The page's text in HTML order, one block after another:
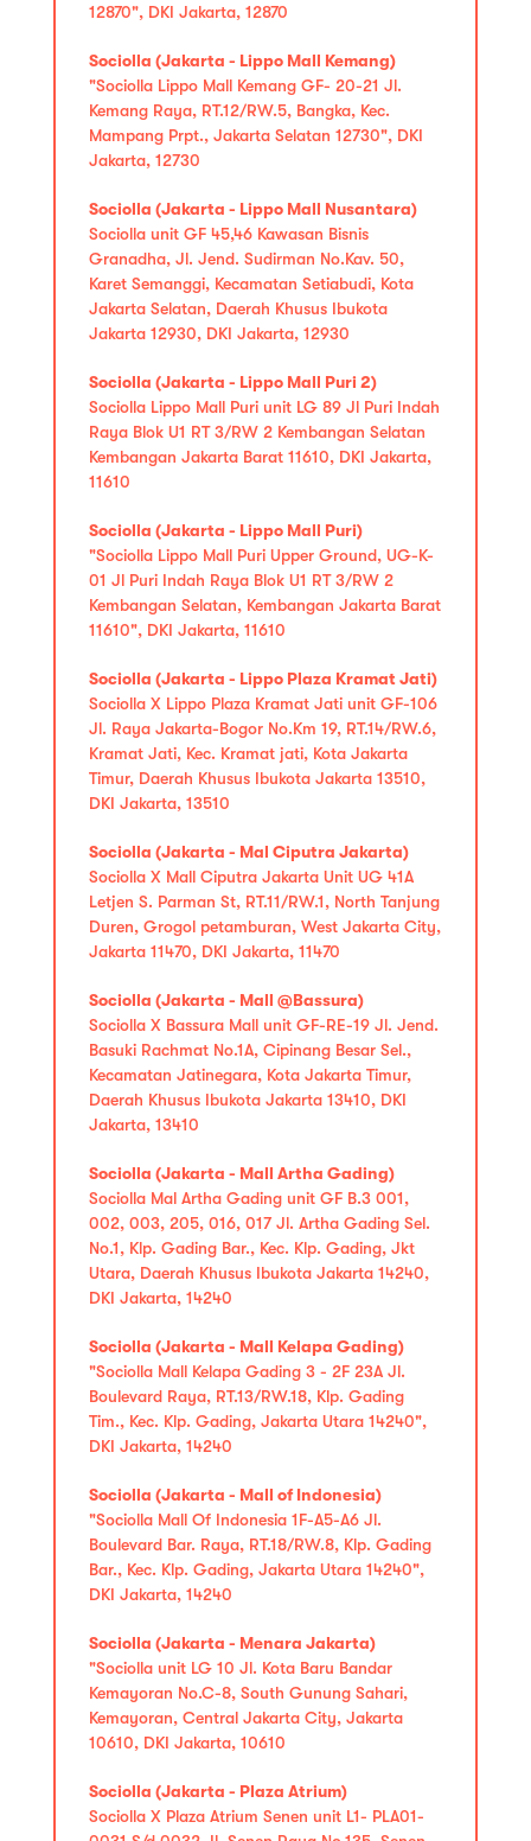
12870", DKI Jakarta, 12870
Sociolla (Jakarta - Lippo Mall Kemang)
"Sociolla Lippo Mall Kemang GF- 20-21 Jl.
Kemang Raya, RT.12/RW.5, Bangka, Kec.
Mampang Prpt., Jakarta Selatan 12730", DKI
Jakarta, 12730
Sociolla (Jakarta - Lippo Mall Nusantara)
Sociolla unit GF 45,46 Kawasan Bisnis
Granadha, Jl. Jend. Sudirman No.Kav. 50,
Karet Semanggi, Kecamatan Setiabudi, Kota
Jakarta Selatan, Daerah Khusus Ibukota
Jakarta 12930, DKI Jakarta, 12930
Sociolla (Jakarta - Lippo Mall Puri 2)
Sociolla Lippo Mall Puri unit LG 89 Jl Puri Indah
Raya Blok U1 RT 3/RW 2 Kembangan Selatan
Kembangan Jakarta Barat 11610, DKI Jakarta,
11610
Sociolla (Jakarta - Lippo Mall Puri)
"Sociolla Lippo Mall Puri Upper Ground, UG-K-
01 Jl Puri Indah Raya Blok U1 RT 3/RW 2
Kembangan Selatan, Kembangan Jakarta Barat
11610", DKI Jakarta, 11610
Sociolla (Jakarta - Lippo Plaza Kramat Jati)
Sociolla X Lippo Plaza Kramat Jati unit GF-106
Jl. Raya Jakarta-Bogor No.Km 19, RT.14/RW.6,
Kramat Jati, Kec. Kramat jati, Kota Jakarta
Timur, Daerah Khusus Ibukota Jakarta 13510,
DKI Jakarta, 13510
Sociolla (Jakarta - Mal Ciputra Jakarta)
Sociolla X Mall Ciputra Jakarta Unit UG 41A
Letjen S. Parman St, RT.11/RW.1, North Tanjung
Duren, Grogol petamburan, West Jakarta City,
Jakarta 11470, DKI Jakarta, 11470
Sociolla (Jakarta - Mall @Bassura)
Sociolla X Bassura Mall unit GF-RE-19 Jl. Jend.
Basuki Rachmat No.1A, Cipinang Besar Sel.,
Kecamatan Jatinegara, Kota Jakarta Timur,
Daerah Khusus Ibukota Jakarta 13410, DKI
Jakarta, 13410
Sociolla (Jakarta - Mall Artha Gading)
Sociolla Mal Artha Gading unit GF B.3 001,
002, 003, 205, 016, 017 Jl. Artha Gading Sel.
No.1, Klp. Gading Bar., Kec. Klp. Gading, Jkt
Utara, Daerah Khusus Ibukota Jakarta 14240,
DKI Jakarta, 14240
Sociolla (Jakarta - Mall Kelapa Gading)
"Sociolla Mall Kelapa Gading 3 - 2F 23A Jl.
Boulevard Raya, RT.13/RW.18, Klp. Gading
Tim., Kec. Klp. Gading, Jakarta Utara 14240",
DKI Jakarta, 14240
Sociolla (Jakarta - Mall of Indonesia)
"Sociolla Mall Of Indonesia 1F-A5-A6 Jl.
Boulevard Bar. Raya, RT.18/RW.8, Klp. Gading
Bar., Kec. Klp. Gading, Jakarta Utara 14240",
DKI Jakarta, 14240
Sociolla (Jakarta - Menara Jakarta)
"Sociolla unit LG 10 Jl. Kota Baru Bandar
Kemayoran No.C-8, South Gunung Sahari,
Kemayoran, Central Jakarta City, Jakarta
10610, DKI Jakarta, 10610
Sociolla (Jakarta - Plaza Atrium)
Sociolla X Plaza Atrium Senen unit L1- PLA01-